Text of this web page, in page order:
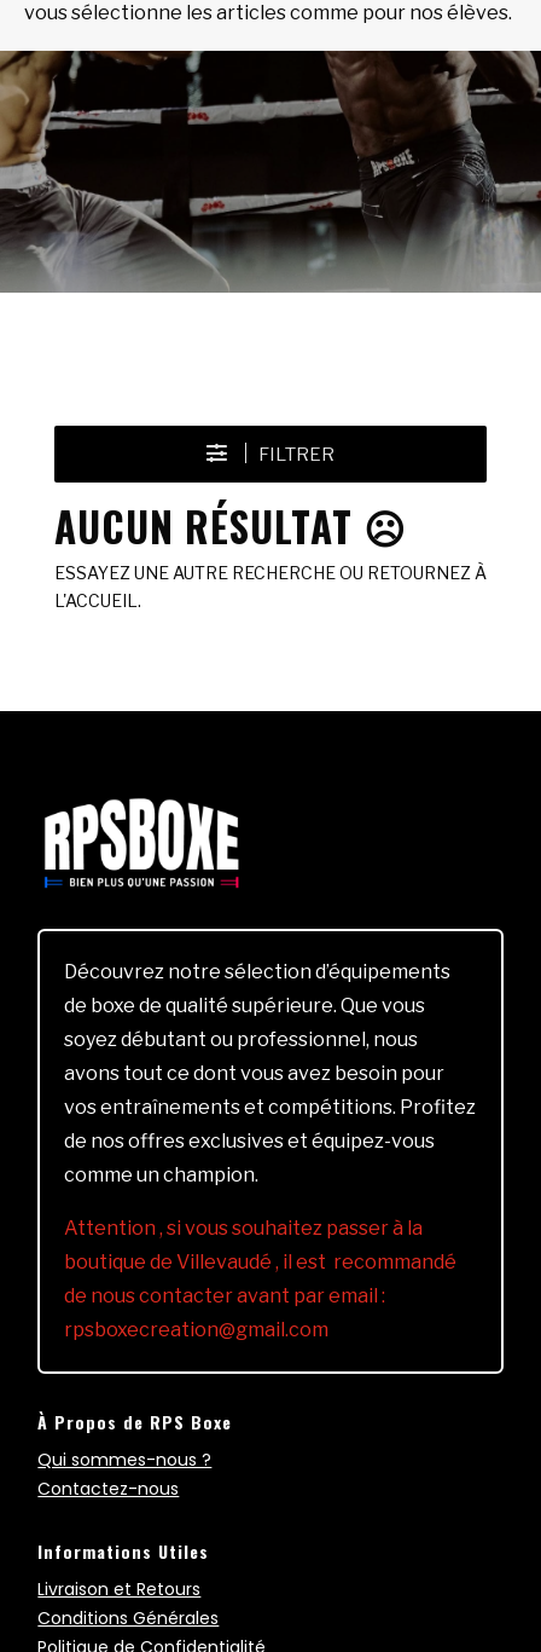
vous sélectionne les articles comme pour nos élèves.
FILTRER
AUCUN RÉSULTAT ☹️
ESSAYEZ UNE AUTRE RECHERCHE OU RETOURNEZ À
L'ACCUEIL.
Découvrez notre sélection d’équipements
de boxe de qualité supérieure. Que vous
soyez débutant ou professionnel, nous
avons tout ce dont vous avez besoin pour
vos entraînements et compétitions. Profitez
de nos offres exclusives et équipez-vous
comme un champion.
Attention , si vous souhaitez passer à la
boutique de Villevaudé , il est recommandé
de nous contacter avant par email :
rpsboxecreation@gmail.com
À Propos de RPS Boxe
Qui sommes-nous ?
Contactez-nous
Informations Utiles
Livraison et Retours
Conditions Générales
Politique de Confidentialité